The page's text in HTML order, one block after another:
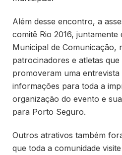
Além desse encontro, a
comitê Rio 2016,
Municipal de Comunicação,
patrocinadores e atletas
promoveram uma entrevista
informações para toda a
organização do evento e
para Porto Seguro.
Outros atrativos também
que toda a comunidade